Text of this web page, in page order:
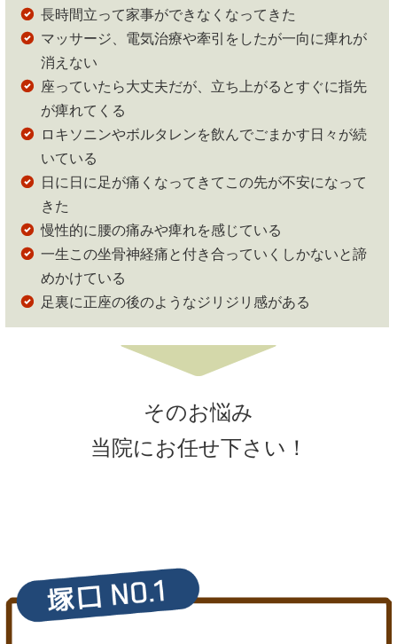
長時間立って家事ができなくなってきた
マッサージ、電気治療や牽引をしたが一向に痺れが
消えない
座っていたら大丈夫だが、立ち上がるとすぐに指先
が痺れてくる
ロキソニンやボルタレンを飲んでごまかす日々が続
いている
日に日に足が痛くなってきてこの先が不安になって
きた
慢性的に腰の痛みや痺れを感じている
一生この坐骨神経痛と付き合っていくしかないと諦
めかけている
足裏に正座の後のようなジリジリ感がある
そのお悩み
当院にお任せ下さい！